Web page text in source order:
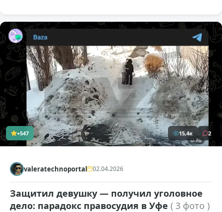
+547 15,4к 2
valeratechnoportal 02.04.2026
Защитил девушку — получил уголовное
дело: парадокс правосудия в Уфе ( 3 фото )